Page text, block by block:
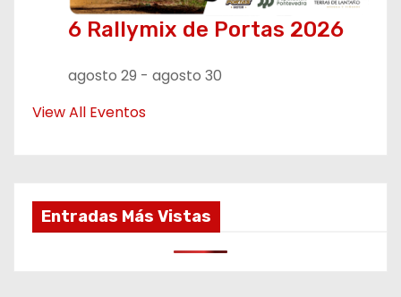
6 Rallymix de Portas 2026
agosto 29 - agosto 30
View All Eventos
Entradas Más Vistas